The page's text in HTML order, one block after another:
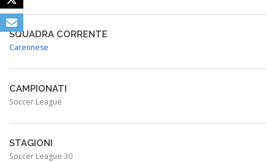
SQUADRA CORRENTE
Carennese
CAMPIONATI
Soccer League
STAGIONI
Soccer League 30